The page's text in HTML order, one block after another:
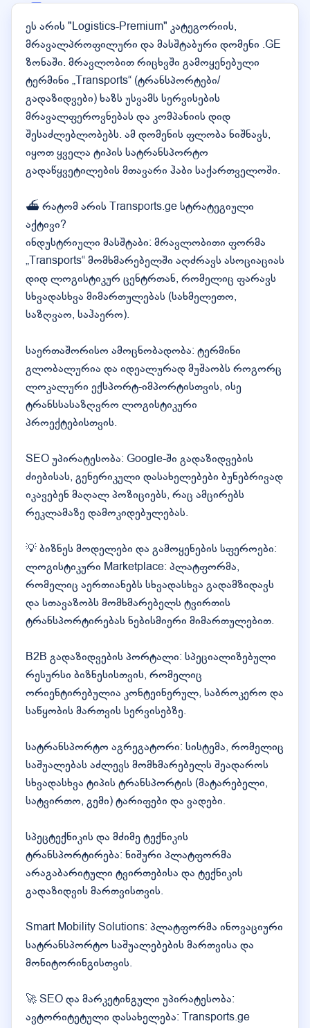
ეს არის "Logistics-Premium" კატეგორიის,
მრავალპროფილური და მასშტაბური დომენი .GE
ზონაში. მრავლობით რიცხვში გამოყენებული
ტერმინი „Transports“ (ტრანსპორტები/
გადაზიდვები) ხაზს უსვამს სერვისების
მრავალფეროვნებას და კომპანიის დიდ
შესაძლებლობებს. ამ დომენის ფლობა ნიშნავს,
იყოთ ყველა ტიპის სატრანსპორტო
გადაწყვეტილების მთავარი ჰაბი საქართველოში.
⛴️ რატომ არის Transports.ge სტრატეგიული
აქტივი?
ინდუსტრიული მასშტაბი: მრავლობითი ფორმა
„Transports“ მომხმარებელში აღძრავს ასოციაციას
დიდ ლოგისტიკურ ცენტრთან, რომელიც ფარავს
სხვადასხვა მიმართულებას (სახმელეთო,
საზღვაო, საჰაერო).
საერთაშორისო ამოცნობადობა: ტერმინი
გლობალურია და იდეალურად მუშაობს როგორც
ლოკალური ექსპორტ-იმპორტისთვის, ისე
ტრანსსასაზღვრო ლოგისტიკური
პროექტებისთვის.
SEO უპირატესობა: Google-ში გადაზიდვების
ძიებისას, გენერიკული დასახელებები ბუნებრივად
იკავებენ მაღალ პოზიციებს, რაც ამცირებს
რეკლამაზე დამოკიდებულებას.
💡 ბიზნეს მოდელები და გამოყენების სფეროები:
ლოგისტიკური Marketplace: პლატფორმა,
რომელიც აერთიანებს სხვადასხვა გადამზიდავს
და სთავაზობს მომხმარებელს ტვირთის
ტრანსპორტირებას ნებისმიერი მიმართულებით.
B2B გადაზიდვების პორტალი: სპეციალიზებული
რესურსი ბიზნესისთვის, რომელიც
ორიენტირებულია კონტეინერულ, საბროკერო და
საწყობის მართვის სერვისებზე.
სატრანსპორტო აგრეგატორი: სისტემა, რომელიც
საშუალებას აძლევს მომხმარებელს შეადაროს
სხვადასხვა ტიპის ტრანსპორტის (მატარებელი,
სატვირთო, გემი) ტარიფები და ვადები.
სპეცტექნიკის და მძიმე ტექნიკის
ტრანსპორტირება: ნიშური პლატფორმა
არაგაბარიტული ტვირთებისა და ტექნიკის
გადაზიდვის მართვისთვის.
Smart Mobility Solutions: პლატფორმა ინოვაციური
სატრანსპორტო საშუალებების მართვისა და
მონიტორინგისთვის.
🚀 SEO და მარკეტინგული უპირატესობა:
ავტორიტეტული დასახელება: Transports.ge